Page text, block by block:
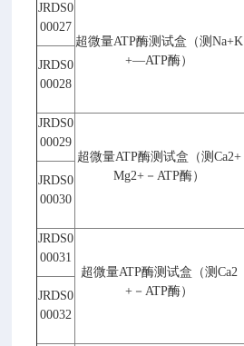
JRDS0
00027
超微量ATP酶测试盒（测Na+K
+—ATP酶）
JRDS0
00028
JRDS0
00029
超微量ATP酶测试盒（测Ca2+
Mg2+ －ATP酶）
JRDS0
00030
JRDS0
00031
超微量ATP酶测试盒（测Ca2
+ －ATP酶）
JRDS0
00032